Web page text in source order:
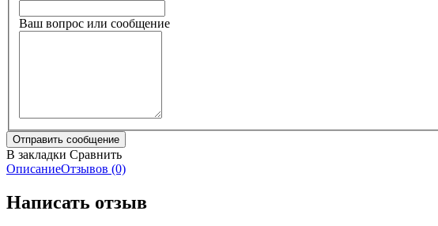
Ваш вопрос или сообщение
В закладки Сравнить
ОписаниеОтзывов (0)
Написать отзыв